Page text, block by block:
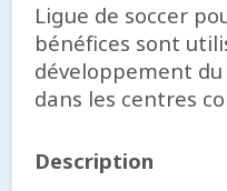
Ligue de soccer
bénéfices sont
développement
dans les centres
Description